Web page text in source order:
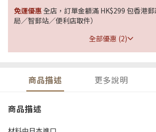
免運優惠全店，訂單金額滿 HK$299 包香港
局／智郵站／便利店取件）
全部優惠 (2)
商品描述 更多說明
商品描述